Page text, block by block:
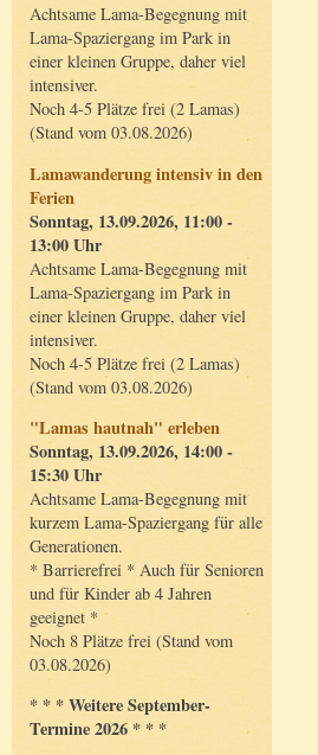
Achtsame Lama-Begegnung mit
Lama-Spaziergang im Park in
einer kleinen Gruppe, daher viel
intensiver.
Noch 4-5 Plätze frei (2 Lamas)
(Stand vom 03.08.2026)
Lamawanderung intensiv in den
Ferien
Sonntag, 13.09.2026, 11:00 -
13:00 Uhr
Achtsame Lama-Begegnung mit
Lama-Spaziergang im Park in
einer kleinen Gruppe, daher viel
intensiver.
Noch 4-5 Plätze frei (2 Lamas)
(Stand vom 03.08.2026)
"Lamas hautnah" erleben
Sonntag, 13.09.2026, 14:00 -
15:30 Uhr
Achtsame Lama-Begegnung mit
kurzem Lama-Spaziergang für alle
Generationen.
* Barrierefrei * Auch für Senioren
und für Kinder ab 4 Jahren
geeignet *
Noch 8 Plätze frei (Stand vom
03.08.2026)
* * * Weitere September-
Termine 2026 * * *